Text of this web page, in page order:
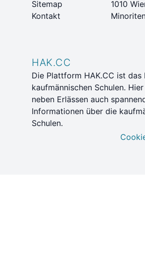
Sitemap
Kontakt
1010
HAK.CC
Die Plattform HAK.CC ist das
kaufmännischen Schulen.
neben Erlässen auch
Informationen über die
Schulen.